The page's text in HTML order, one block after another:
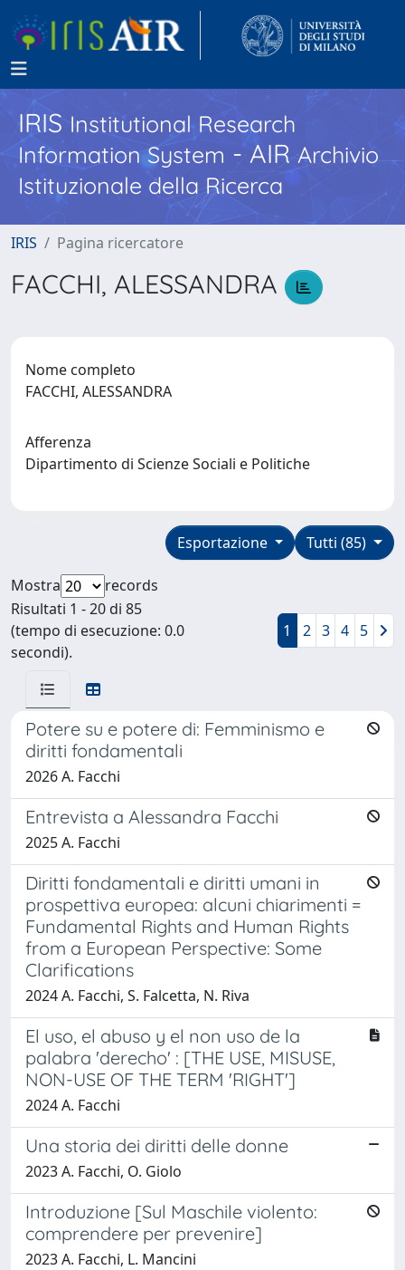
IRISInstitutional Research
Information System - AIR Archivio
Istituzionale della Ricerca
IRIS Pagina ricercatore
FACCHI, ALESSANDRA
Nome completo
FACCHI, ALESSANDRA
Afferenza
Dipartimento di Scienze Sociali e Politiche
Tutti (85)
Esportazione
Mostra
records
Risultati 1 - 20 di 85
(tempo di esecuzione: 0.0
secondi).
1 2 3 4 5
Potere su e potere di: Femminismo e
diritti fondamentali
2026 A. Facchi
Entrevista a Alessandra Facchi
2025 A. Facchi
Diritti fondamentali e diritti umani in
prospettiva europea: alcuni chiarimenti =
Fundamental Rights and Human Rights
from a European Perspective: Some
Clarifications
2024 A. Facchi, S. Falcetta, N. Riva
El uso, el abuso y el non uso de la
palabra 'derecho' : [THE USE, MISUSE,
NON-USE OF THE TERM 'RIGHT']
2024 A. Facchi
Una storia dei diritti delle donne
2023 A. Facchi, O. Giolo
Introduzione [Sul Maschile violento:
comprendere per prevenire]
2023 A. Facchi, L. Mancini